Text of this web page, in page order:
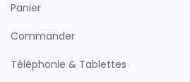
Panier
Commander
Téléphonie & Tablettes